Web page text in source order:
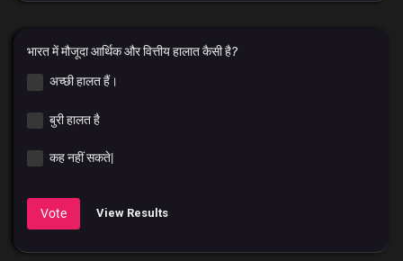
भारत में मौजूदा आर्थिक और वित्तीय हालात कैसी है?
अच्छी हालत हैं।
बुरी हालत है
कह नहीं सकते|
Vote View Results